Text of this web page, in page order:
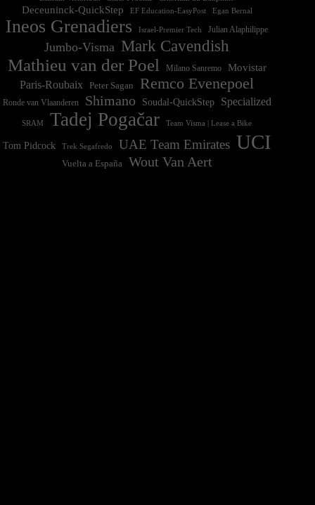
Deceuninck-QuickStep EF Education-EasyPost Egan Bernal
Ineos Grenadiers Israel-Premier Tech Julian Alaphilippe
Jumbo-Visma Mark Cavendish
Mathieu van der Poel Milano Sanremo
Movistar
Paris-Roubaix
Peter Sagan Remco Evenepoel
Ronde van Vlaanderen Shimano Soudal-QuickStep Specialized
SRAM Tadej Pogačar Team Visma | Lease a Bike
Tom Pidcock Trek Segafredo UAE Team Emirates UCI
Vuelta a España Wout Van Aert